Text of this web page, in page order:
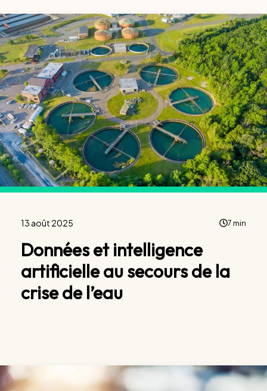
13 août 2025 7 min
Données et intelligence
artificielle au secours de la
crise de l’eau